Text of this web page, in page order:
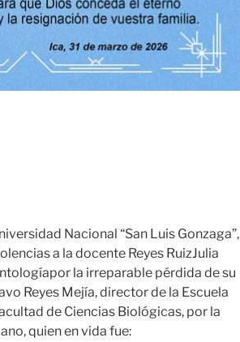
Nacional “San Luis Gonzaga”,
a la docente Reyes RuizJulia
la irreparable pérdida de su
Reyes Mejía, director de la Escuela
de Ciencias Biológicas, por la
quien en vida fue: